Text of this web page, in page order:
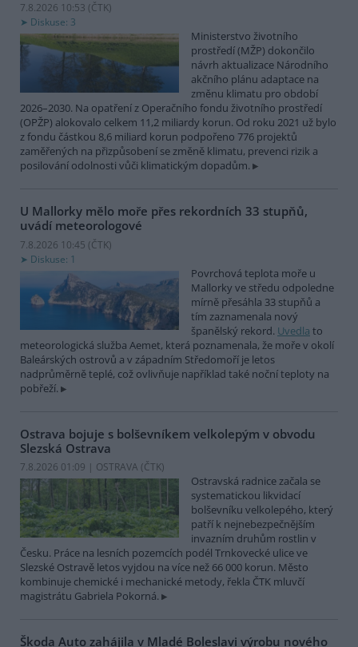
7.8.2026 10:53 (ČTK)
Diskuse: 3
Ministerstvo životního
prostředí (MŽP) dokončilo
návrh aktualizace Národního
akčního plánu adaptace na
změnu klimatu pro období
2026–2030. Na opatření z Operačního fondu životního prostředí
(OPŽP) alokovalo celkem 11,2 miliardy korun. Od roku 2021 už bylo
z fondu částkou 8,6 miliard korun podpořeno 776 projektů
zaměřených na přizpůsobení se změně klimatu, prevenci rizik a
posilování odolnosti vůči klimatickým dopadům.
U Mallorky mělo moře přes rekordních 33 stupňů,
uvádí meteorologové
7.8.2026 10:45 (ČTK)
Diskuse: 1
Povrchová teplota moře u
Mallorky ve středu odpoledne
mírně přesáhla 33 stupňů a
tím zaznamenala nový
španělský rekord. Uvedla to
meteorologická služba Aemet, která poznamenala, že moře v okolí
Baleárských ostrovů a v západním Středomoří je letos
nadprůměrně teplé, což ovlivňuje například také noční teploty na
pobřeží.
Ostrava bojuje s bolševníkem velkolepým v obvodu
Slezská Ostrava
7.8.2026 01:09 | OSTRAVA (ČTK)
Ostravská radnice začala se
systematickou likvidací
bolševníku velkolepého, který
patří k nejnebezpečnějším
invazním druhům rostlin v
Česku. Práce na lesních pozemcích podél Trnkovecké ulice ve
Slezské Ostravě letos vyjdou na více než 66 000 korun. Město
kombinuje chemické i mechanické metody, řekla ČTK mluvčí
magistrátu Gabriela Pokorná.
Škoda Auto zahájila v Mladé Boleslavi výrobu nového